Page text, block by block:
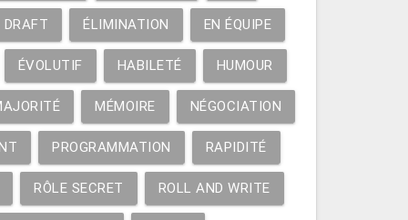
DRAFT ÉLIMINATION EN ÉQUIPE
ÉVOLUTIF HABILETÉ HUMOUR
MÉMOIRE NÉGOCIATION
PROGRAMMATION RAPIDITÉ
RÔLE SECRET ROLL AND WRITE